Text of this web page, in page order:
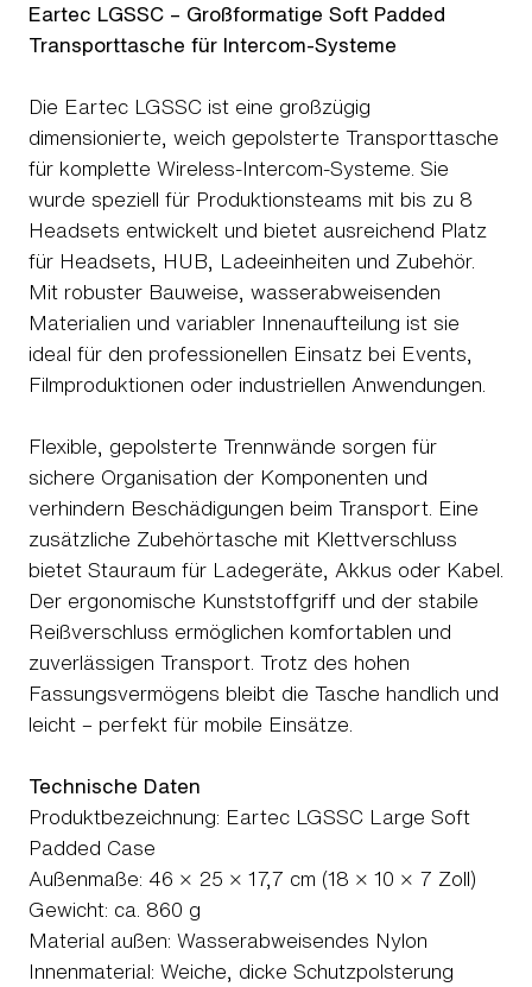
Eartec LGSSC – Großformatige Soft Padded
Transporttasche für Intercom-Systeme
Die Eartec LGSSC ist eine großzügig
dimensionierte, weich gepolsterte Transporttasche
für komplette Wireless-Intercom-Systeme. Sie
wurde speziell für Produktionsteams mit bis zu 8
Headsets entwickelt und bietet ausreichend Platz
für Headsets, HUB, Ladeeinheiten und Zubehör.
Mit robuster Bauweise, wasserabweisenden
Materialien und variabler Innenaufteilung ist sie
ideal für den professionellen Einsatz bei Events,
Filmproduktionen oder industriellen Anwendungen.
Flexible, gepolsterte Trennwände sorgen für
sichere Organisation der Komponenten und
verhindern Beschädigungen beim Transport. Eine
zusätzliche Zubehörtasche mit Klettverschluss
bietet Stauraum für Ladegeräte, Akkus oder Kabel.
Der ergonomische Kunststoffgriff und der stabile
Reißverschluss ermöglichen komfortablen und
zuverlässigen Transport. Trotz des hohen
Fassungsvermögens bleibt die Tasche handlich und
leicht – perfekt für mobile Einsätze.
Technische Daten
Produktbezeichnung: Eartec LGSSC Large Soft
Padded Case
Außenmaße: 46 × 25 × 17,7 cm (18 × 10 × 7 Zoll)
Gewicht: ca. 860 g
Material außen: Wasserabweisendes Nylon
Innenmaterial: Weiche, dicke Schutzpolsterung